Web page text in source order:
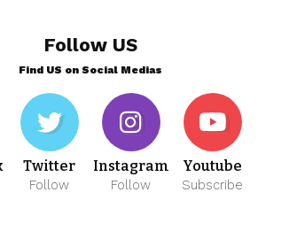
Follow US
Find US on Social Medias
Twitter
Follow
Instagram
Follow
Youtube
Subscribe